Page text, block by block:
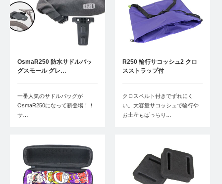
OsmaR250 防水サドルバッ
グスモール グレ…
一番人気のサドルバッグが
OsmaR250になって新登場！！
サ…
R250 輪行サコッシュ2 クロ
スストラップ付
クロスベルト付きでずれにく
い。大容量サコッシュで輪行や
お土産もばっちり…